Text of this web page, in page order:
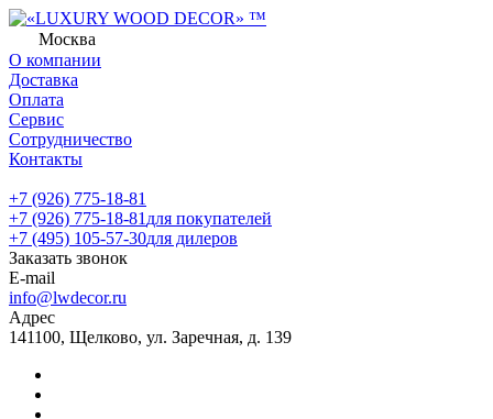
Москва
О компании
Доставка
Оплата
Сервис
Сотрудничество
Контакты
+7 (926) 775-18-81
+7 (926) 775-18-81 для покупателей
+7 (495) 105-57-30для дилеров
Заказать звонок
E-mail
info@lwdecor.ru
Адрес
141100, Щелково, ул. Заречная, д. 139